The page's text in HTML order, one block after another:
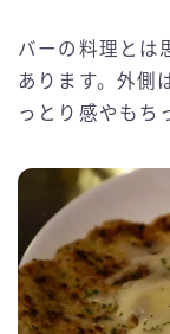
バーの料理とは
あります。外側
っとり感やもち